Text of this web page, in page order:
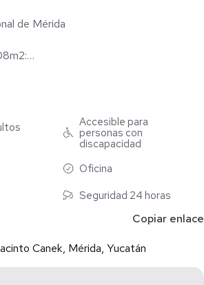
de Mérida
bodegas contiguas, permitiendo
según las necesidades de
MR-38 de 15 cm
Accesible para
personas con
discapacidad
Oficina
Seguridad 24 horas
Copiar enlace
Canek, Mérida, Yucatán